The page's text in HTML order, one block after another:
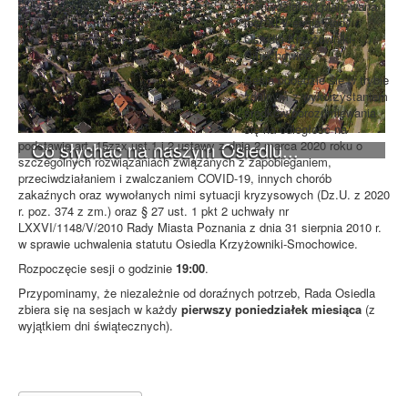
Co słychać na naszym Osiedlu...
(poniedziałek) planowana
jest XLV sesja Rady
Osiedla Krzyżowniki-
Smochowice.
Sesja odbędzie się w trybie
zdalnym z wykorzystaniem
środków porozumiewania
się na odległość na
podstawie art. 15zzx ust.1 i 2 ustawy z dnia 2 marca 2020 roku o
szczególnych rozwiązaniach związanych z zapobieganiem,
przeciwdziałaniem i zwalczaniem COVID-19, innych chorób
zakaźnych oraz wywołanych nimi sytuacji kryzysowych (Dz.U. z 2020
r. poz. 374 z zm.) oraz § 27 ust. 1 pkt 2 uchwały nr
LXXVI/1148/V/2010 Rady Miasta Poznania z dnia 31 sierpnia 2010 r.
w sprawie uchwalenia statutu Osiedla Krzyżowniki-Smochowice.
Rozpoczęcie sesji o godzinie 19:00.
Przypominamy, że niezależnie od doraźnych potrzeb, Rada Osiedla
zbiera się na sesjach w każdy pierwszy poniedziałek miesiąca (z
wyjątkiem dni świątecznych).